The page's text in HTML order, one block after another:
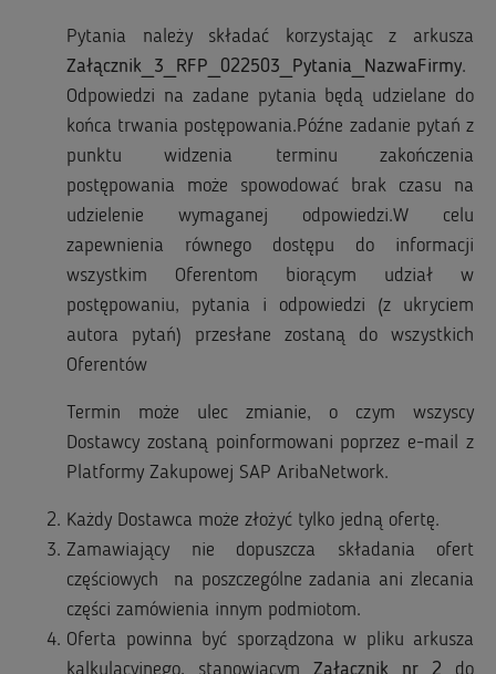
Pytania należy składać korzystając z arkusza
Załącznik_3_RFP_022503_Pytania_NazwaFirmy.
Odpowiedzi na zadane pytania będą udzielane do
końca trwania postępowania.Późne zadanie pytań z
punktu widzenia terminu zakończenia
postępowania może spowodować brak czasu na
udzielenie wymaganej odpowiedzi.W celu
zapewnienia równego dostępu do informacji
wszystkim Oferentom biorącym udział w
postępowaniu, pytania i odpowiedzi (z ukryciem
autora pytań) przesłane zostaną do wszystkich
Oferentów
Termin może ulec zmianie, o czym wszyscy
Dostawcy zostaną poinformowani poprzez e-mail z
Platformy Zakupowej SAP AribaNetwork.
Każdy Dostawca może złożyć tylko jedną ofertę.
Zamawiający nie dopuszcza składania ofert
częściowych na poszczególne zadania ani zlecania
części zamówienia innym podmiotom.
Oferta powinna być sporządzona w pliku arkusza
kalkulacyjnego, stanowiącym Załącznik nr 2 do